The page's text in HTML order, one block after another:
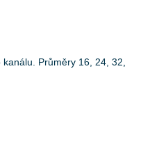
Průměry 16, 24, 32,